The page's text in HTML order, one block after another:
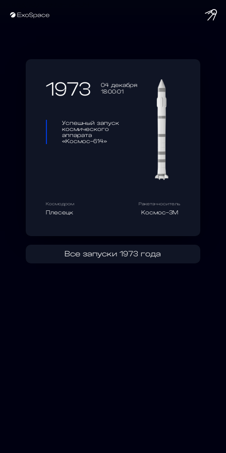
1973
04 декабря
18:00:01
Успешный запуск
космического
аппарата
«Космос-614»
Космодром
Плесецк
Ракета-носитель
Космос-3М
Все запуски 1973 года